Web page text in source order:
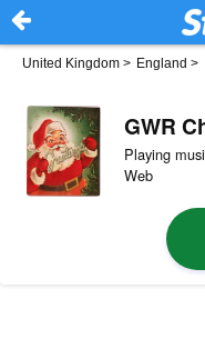
United Kingdom > England >
GWR
Playing
Web